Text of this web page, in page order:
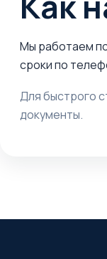
Мы работаем
сроки по
Для быстрого
документы.